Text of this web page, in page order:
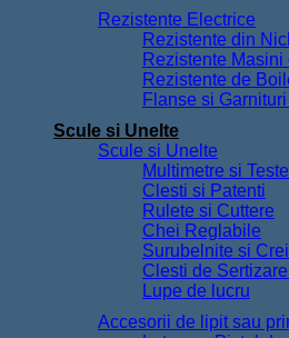
Rezistente Electrice
Rezistente din
Rezistente Masini
Rezistente de
Flanse si
Scule si Unelte
Scule si Unelte
Multimetre si
Clesti si Patenti
Rulete si Cuttere
Chei Reglabile
Surubelnite si
Clesti de
Lupe de lucru
Accesorii de lipit sau